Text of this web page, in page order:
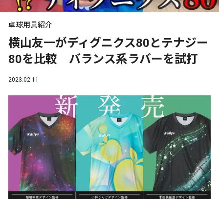
卓球用具紹介
横山友一がディグニクス80とテナジー
80を比較 バランス系ラバーを試打
2023.02.11